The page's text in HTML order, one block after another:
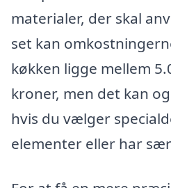
materialer, der skal
set kan
køkken ligge mellem
kroner, men det kan
hvis du vælger
elementer eller har